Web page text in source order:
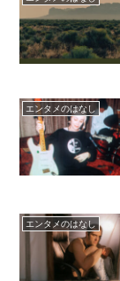
エンタメのはなし
エンタメのはなし